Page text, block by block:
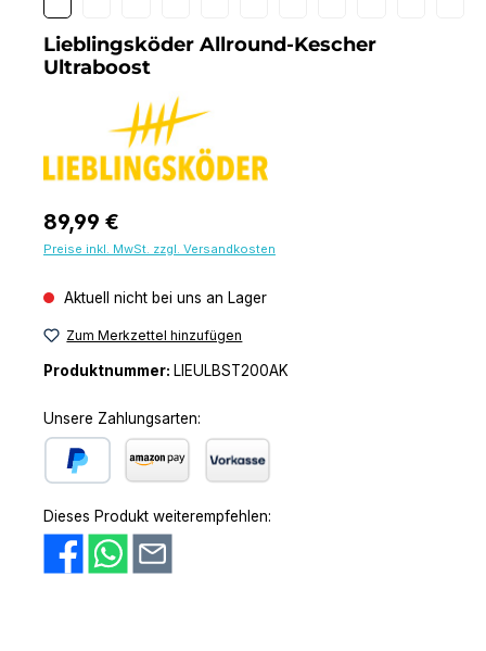
Lieblingsköder Allround-Kescher
Ultraboost
Regulärer Preis:
89,99 €
Preise inkl. MwSt. zzgl. Versandkosten
Aktuell nicht bei uns an Lager
Zum Merkzettel hinzufügen
Produktnummer: LIEULBST200AK
Unsere Zahlungsarten:
Dieses Produkt weiterempfehlen: